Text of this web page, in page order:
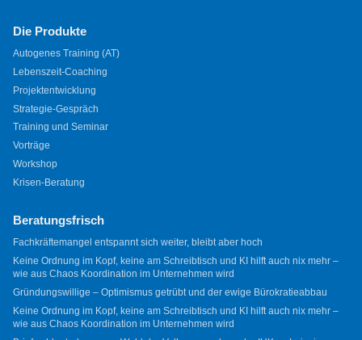
Die Produkte
Autogenes Training (AT)
Lebenszeit-Coaching
Projektentwicklung
Strategie-Gespräch
Training und Seminar
Vorträge
Workshop
Krisen-Beratung
Beratungsfrisch
Fachkräftemangel entspannt sich weiter, bleibt aber hoch
Keine Ordnung im Kopf, keine am Schreibtisch und KI hilft auch nix mehr –
wie aus Chaos Koordination im Unternehmen wird
Gründungswillige – Optimismus getrübt und der ewige Bürokratieabbau
Keine Ordnung im Kopf, keine am Schreibtisch und KI hilft auch nix mehr –
wie aus Chaos Koordination im Unternehmen wird